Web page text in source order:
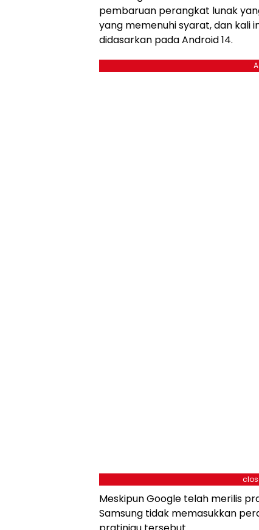
pembaruan perangkat lunak
yang memenuhi syarat, dan kali
didasarkan pada Android 14.
Meskipun Google telah merilis
Samsung tidak memasukkan